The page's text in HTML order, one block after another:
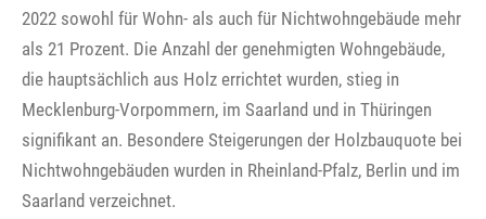
2022 sowohl für Wohn- als auch für Nichtwohngebäude mehr
als 21 Prozent. Die Anzahl der genehmigten Wohngebäude,
die hauptsächlich aus Holz errichtet wurden, stieg in
Mecklenburg-Vorpommern, im Saarland und in Thüringen
signifikant an. Besondere Steigerungen der Holzbauquote bei
Nichtwohngebäuden wurden in Rheinland-Pfalz, Berlin und im
Saarland verzeichnet.